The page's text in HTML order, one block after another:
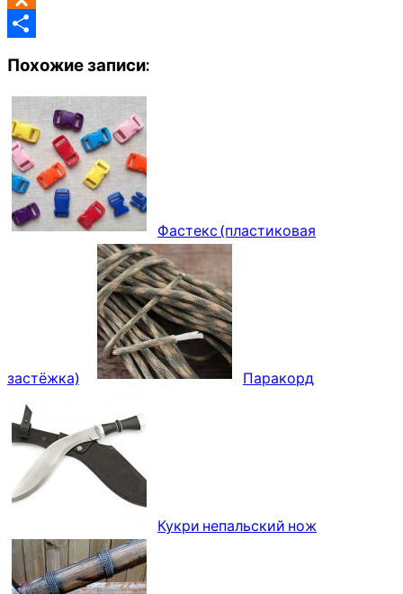
Odnoklassniki
Похожие записи:
Фастекс (пластиковая
застёжка) Паракорд
Кукри непальский нож